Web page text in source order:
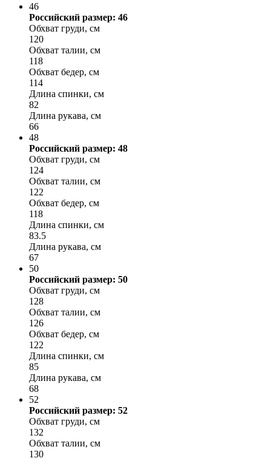
46
Российский размер: 46
Обхват груди, см
120
Обхват талии, см
118
Обхват бедер, см
114
Длина спинки, см
82
Длина рукава, см
66
48
Российский размер: 48
Обхват груди, см
124
Обхват талии, см
122
Обхват бедер, см
118
Длина спинки, см
83.5
Длина рукава, см
67
50
Российский размер: 50
Обхват груди, см
128
Обхват талии, см
126
Обхват бедер, см
122
Длина спинки, см
85
Длина рукава, см
68
52
Российский размер: 52
Обхват груди, см
132
Обхват талии, см
130